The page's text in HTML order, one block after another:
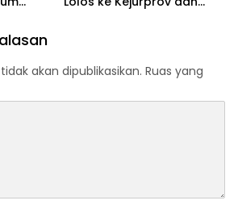
akan dipublikasikan. Ruas yang